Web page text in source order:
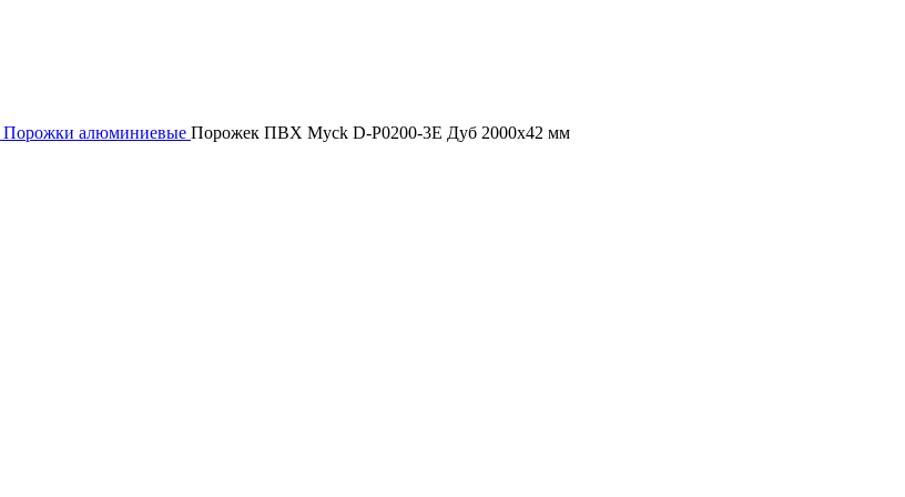
Порожки алюминиевые Порожек ПВХ Myck D-P0200-3Е Дуб 2000х42 мм